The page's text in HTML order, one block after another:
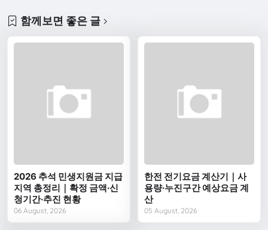
함께보면 좋은 글
2026 추석 민생지원금 지급
지역 총정리｜확정 금액·신
청기간·추진 현황
06 August, 2026
한전 전기요금 계산기｜사
용량·누진구간 예상요금 계
산
05 August, 2026